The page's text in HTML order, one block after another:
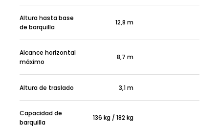
Altura hasta base
de barquilla
12,8 m
Alcance horizontal
máximo
8,7 m
Altura de traslado 3,1 m
Capacidad de
barquilla
136 kg / 182 kg